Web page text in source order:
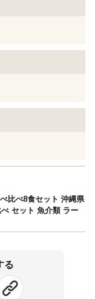
比べ8食セット 沖縄県
セット 魚介類 ラー
る